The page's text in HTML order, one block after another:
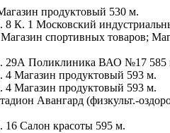
продуктовый 530 м.
8 К. 1 Московский
спортивных товаров;
29А Поликлиника ВАО №17 585
4 Магазин продуктовый 593 м.
4 Магазин продуктовый 593 м.
Авангард (физкульт.-
16 Салон красоты 595 м.